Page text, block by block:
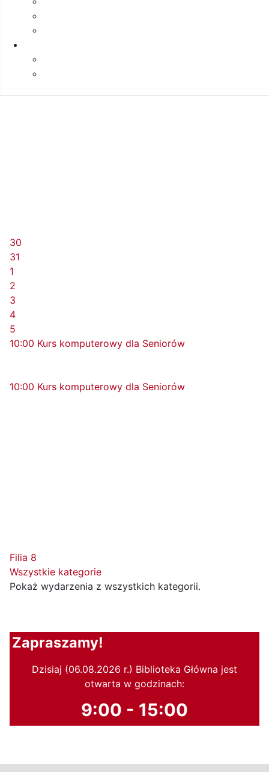
10:00 Kurs komputerowy dla Seniorów
10:00 Kurs komputerowy dla Seniorów
30
31
1
2
3
4
5
10:00 Kurs komputerowy dla Seniorów
10:00 Kurs komputerowy dla Seniorów
Filia 8
Wszystkie kategorie
Pokaż wydarzenia z wszystkich kategorii.
Zapraszamy!
Dzisiaj (06.08.2026 r.) Biblioteka Główna jest
otwarta w godzinach:
9:00 - 15:00